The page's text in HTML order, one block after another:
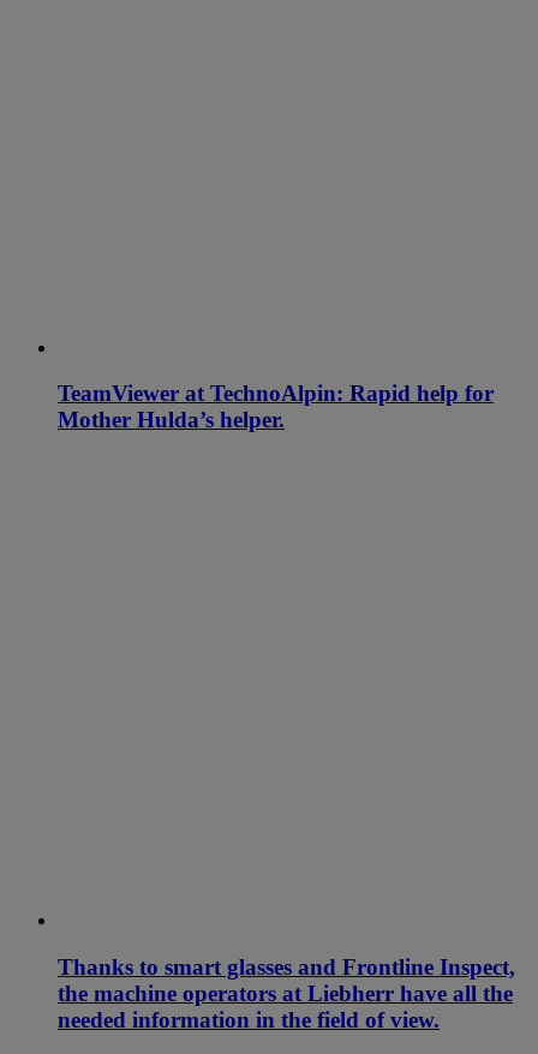
TeamViewer at TechnoAlpin: Rapid help for
Mother Hulda’s helper.
Thanks to smart glasses and Frontline Inspect,
the machine operators at Liebherr have all the
needed information in the field of view.